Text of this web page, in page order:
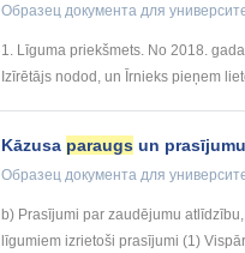
Образец документа для
1. Līguma priekšmets. No 2018.
Izīrētājs nodod, un Īrnieks pieņem
Kāzusa paraugs un
Образец документа для
b) Prasījumi par zaudējumu
līgumiem izrietoši prasījumi (1)